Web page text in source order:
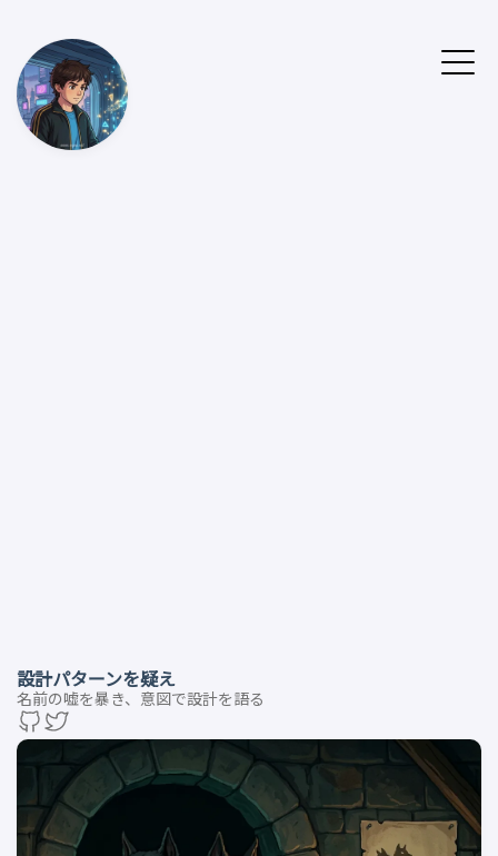
設計パターンを疑え
名前の嘘を暴き、意図で設計を語る